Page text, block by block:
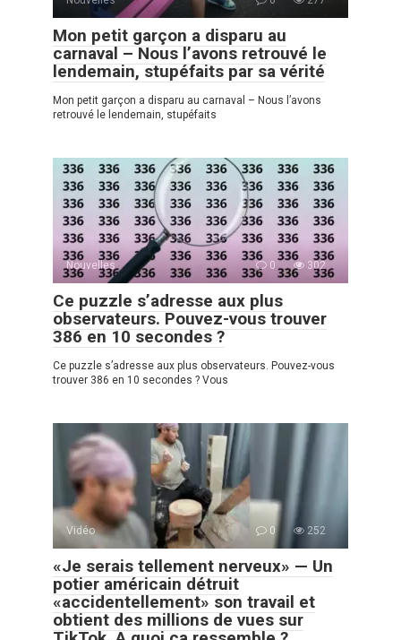
Mon petit garçon a disparu au
carnaval – Nous l’avons retrouvé le
lendemain, stupéfaits par sa vérité
Mon petit garçon a disparu au carnaval – Nous l’avons
retrouvé le lendemain, stupéfaits
Nouvelles 0 302
Ce puzzle s’adresse aux plus
observateurs. Pouvez-vous trouver
386 en 10 secondes ?
Ce puzzle s’adresse aux plus observateurs. Pouvez-vous
trouver 386 en 10 secondes ? Vous
Vidéo 0 252
«Je serais tellement nerveux» — Un
potier américain détruit
«accidentellement» son travail et
obtient des millions de vues sur